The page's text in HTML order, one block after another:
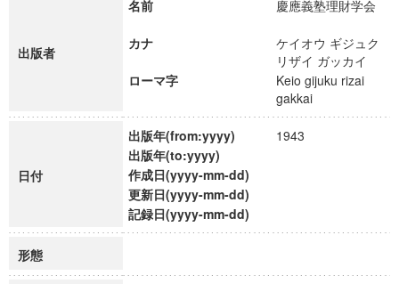
出版者
名前 慶應義塾理財学会
カナ
ケイオウ ギジュク
リザイ ガッカイ
ローマ字
Keio gijuku rizai
gakkai
日付
出版年(from:yyyy)
1943
出版年(to:yyyy)
作成日(yyyy-mm-dd)
更新日(yyyy-mm-dd)
記録日(yyyy-mm-dd)
形態